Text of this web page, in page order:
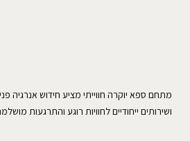
מתחם ספא יוקרה חווייתי מציע חידוש אנרגיה
ושירותים ייחודיים לחוויות רוגע והתרגעות